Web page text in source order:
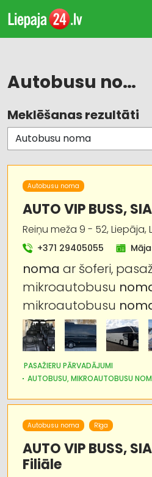
Autobusu noma
Visas nozares
Autobusu, mikroautobusu
Pasažieru pārvadājumi
Auto noma; vieglie auto
Auto remonts, apkope
Auto rezerves daļu
Kravas auto, apkope un
Kravu pārvadājumi: auto
Noma
Tūrisms un ceļojumi
Meklēšanas rezultāti
Autobusu noma
AUTO VIP BUSS, SIA
Reiņu meža 9 - 52, Liepāja,
+371 29405055
noma ar šoferi,
mikroautobusu
mikroautobusu
PASAŽIERU PĀRVADĀJUMI
AUTOBUSU, MIKROAUTOBUSU
Autobusu noma Rīga
AUTO VIP BUSS,
Filiāle